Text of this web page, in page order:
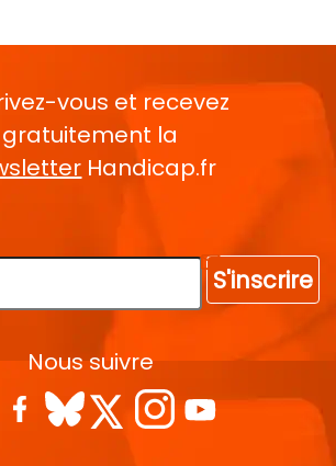
vous et recevez
gratuitement la
Handicap.fr
S'inscrire
Nous suivre